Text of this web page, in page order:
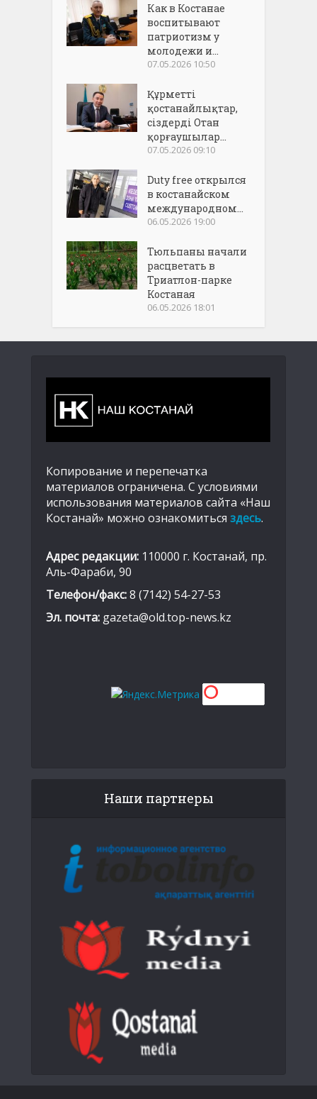
Как в Костанае
воспитывают
патриотизм у
молодежи и...
07.05.2026 10:50
Құрметті
қостанайлықтар,
сіздерді Отан
қорғаушылар...
07.05.2026 09:10
Duty free открылся
в костанайском
международном...
06.05.2026 19:00
Тюльпаны начали
расцветать в
Триатлон-парке
Костаная
06.05.2026 18:01
Копирование и перепечатка
материалов ограничена. С условиями
использования материалов сайта «Наш
Костанай» можно ознакомиться здесь.
Адрес редакции: 110000 г. Костанай, пр.
Аль-Фараби, 90
Телефон/факс:8 (7142) 54-27-53
Эл. почта: gazeta@old.top-news.kz
Наши партнеры